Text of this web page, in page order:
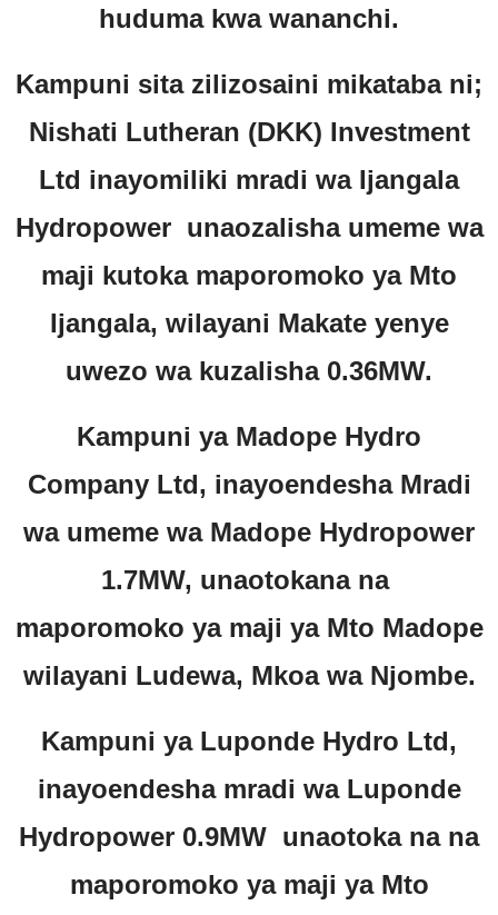
huduma kwa wananchi.
Kampuni sita zilizosaini mikataba ni;
Nishati Lutheran (DKK) Investment
Ltd inayomiliki mradi wa Ijangala
Hydropower unaozalisha umeme wa
maji kutoka maporomoko ya Mto
Ijangala, wilayani Makate yenye
uwezo wa kuzalisha 0.36MW.
Kampuni ya Madope Hydro
Company Ltd, inayoendesha Mradi
wa umeme wa Madope Hydropower
1.7MW, unaotokana na
maporomoko ya maji ya Mto Madope
wilayani Ludewa, Mkoa wa Njombe.
Kampuni ya Luponde Hydro Ltd,
inayoendesha mradi wa Luponde
Hydropower 0.9MW unaotoka na na
maporomoko ya maji ya Mto